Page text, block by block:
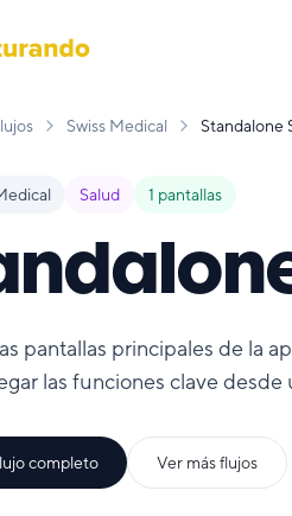
Swiss Medical Standalone
Salud 1 pantallas
pantallas principales de la
las funciones clave desde
completo Ver más flujos